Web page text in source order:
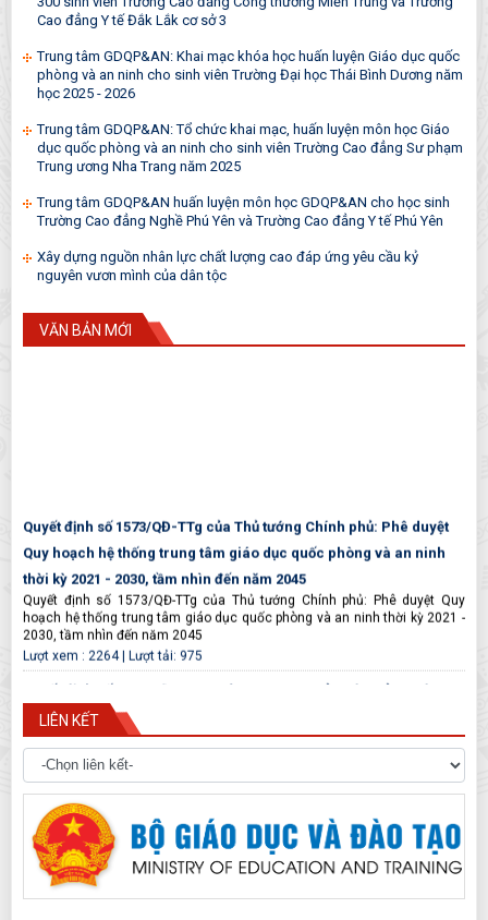
Cao đẳng Y tế Đắk Lắk cơ sở 3
Trung tâm GDQP&AN: Khai mạc khóa học huấn luyện Giáo dục quốc
phòng và an ninh cho sinh viên Trường Đại học Thái Bình Dương năm
học 2025 - 2026
Trung tâm GDQP&AN: Tổ chức khai mạc, huấn luyện môn học Giáo
dục quốc phòng và an ninh cho sinh viên Trường Cao đẳng Sư phạm
Trung ương Nha Trang năm 2025
Trung tâm GDQP&AN huấn luyện môn học GDQP&AN cho học sinh
Trường Cao đẳng Nghề Phú Yên và Trường Cao đẳng Y tế Phú Yên
Xây dựng nguồn nhân lực chất lượng cao đáp ứng yêu cầu kỷ
nguyên vươn mình của dân tộc
VĂN BẢN MỚI
Quy hoạch hệ thống trung tâm giáo dục quốc phòng và an ninh
thời kỳ 2021 - 2030, tầm nhìn đến năm 2045
Quyết định số 1573/QĐ-TTg của Thủ tướng Chính phủ: Phê duyệt Quy
hoạch hệ thống trung tâm giáo dục quốc phòng và an ninh thời kỳ 2021 -
2030, tầm nhìn đến năm 2045
Lượt xem : 2264 | Lượt tải: 975
Quyết định số 2681/QĐ-BQP ngày 24/8/2021 của Bộ trưởng Bộ
GDQP&AN
Quyết định số 2681/QĐ-BQP ngày 24/8/2021 của Bộ trưởng Bộ Quốc
phòng về việc điều chỉnh, bổ sung danh sách liên kết GDQP&AN
Lượt xem : 2356 | Lượt tải: 524
THÔNG TƯ BAN HÀNH CHƯƠNG TRÌNH GDQP&AN TRONG
TRƯỜNG TRUNG CẤP SƯ PHẠM, CAO ĐẲNG SƯ PHẠM VÀ CƠ SỞ
GIÁO DỤC ĐẠI HỌC
THÔNG TƯ BAN HÀNH CHƯƠNG TRÌNH GDQP&AN TRONG TRƯỜNG TRUNG
LIÊN KẾT